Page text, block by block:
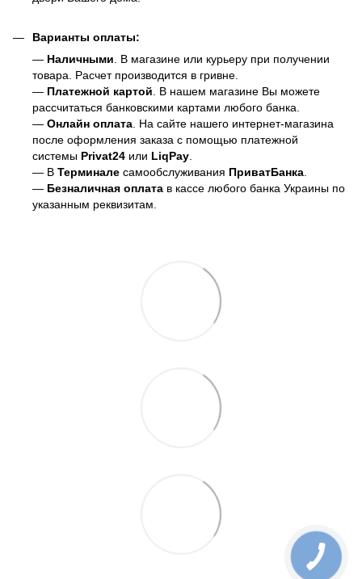
Варианты оплаты:
— Наличными . В магазине или курьеру при получении
товара. Расчет производится в гривне.
— Платежной картой . В нашем магазине Вы можете
рассчитаться банковскими картами любого банка.
— Онлайн оплата . На сайте нашего интернет-магазина
после оформления заказа с помощью платежной
системы Privat24 или LiqPay
— В Терминале самообслуживания ПриватБанка
— Безналичная оплата в кассе любого банка Украины по
указанным реквизитам.